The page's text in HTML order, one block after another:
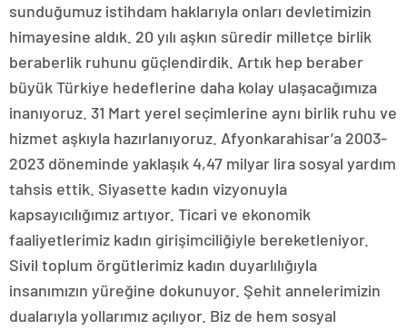
sunduğumuz istihdam haklarıyla onları devletimizin
himayesine aldık. 20 yılı aşkın süredir milletçe birlik
beraberlik ruhunu güçlendirdik. Artık hep beraber
büyük Türkiye hedeflerine daha kolay ulaşacağımıza
inanıyoruz. 31 Mart yerel seçimlerine aynı birlik ruhu ve
hizmet aşkıyla hazırlanıyoruz. Afyonkarahisar’a 2003-
2023 döneminde yaklaşık 4,47 milyar lira sosyal yardım
tahsis ettik. Siyasette kadın vizyonuyla
kapsayıcılığımız artıyor. Ticari ve ekonomik
faaliyetlerimiz kadın girişimciliğiyle bereketleniyor.
Sivil toplum örgütlerimiz kadın duyarlılığıyla
insanımızın yüreğine dokunuyor. Şehit annelerimizin
dualarıyla yollarımız açılıyor. Biz de hem sosyal